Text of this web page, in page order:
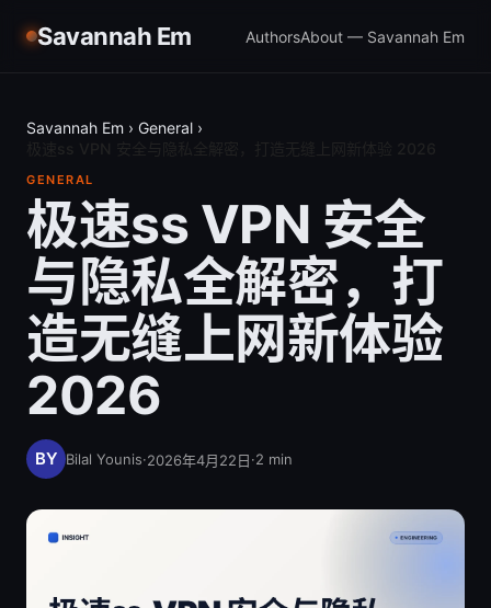
Savannah Em AuthorsAbout — Savannah Em
Savannah Em › General ›
GENERAL
极速ss VPN 安全
与隐私全解密，打
造无缝上网新体验
2026
Bilal Younis·2026年4月22日·2 min